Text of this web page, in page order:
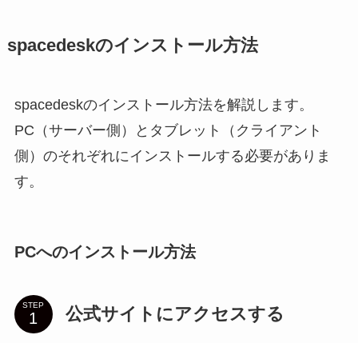
spacedeskのインストール方法
spacedeskのインストール方法を解説します。
PC（サーバー側）とタブレット（クライアント
側）のそれぞれにインストールする必要がありま
す。
PCへのインストール方法
STEP 公式サイトにアクセスする